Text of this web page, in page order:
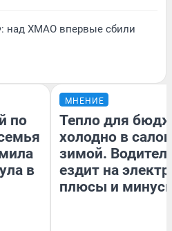
над ХМАО впервые сбили
по
в
МНЕНИЕ
Тепло для
холодно в
зимой.
ездит на
плюсы и